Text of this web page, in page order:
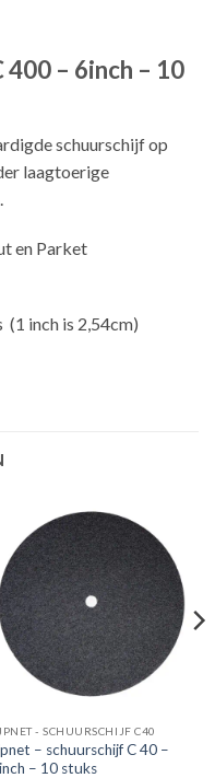
– 6inch – 10
schuurschijf op
laagtoerige
en Parket
(1 inch is 2,54cm)
- SCHUURSCHIJF C40
– schuurschijf C 40 –
– 10 stuks